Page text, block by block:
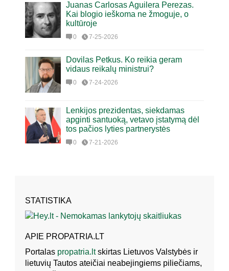
Juanas Carlosas Aguilera Perezas.
Kai blogio ieškoma ne žmoguje, o
kultūroje
0 7-25-2026
Dovilas Petkus. Ko reikia geram
vidaus reikalų ministrui?
0 7-24-2026
Lenkijos prezidentas, siekdamas
apginti santuoką, vetavo įstatymą dėl
tos pačios lyties partnerystės
0 7-21-2026
STATISTIKA
APIE PROPATRIA.LT
Portalas propatria.ltskirtas Lietuvos Valstybės ir
lietuvių Tautos ateičiai neabejingiems piliečiams,